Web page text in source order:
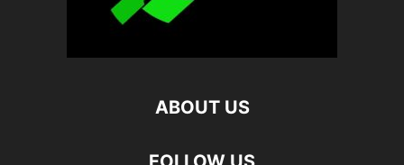
ABOUT US